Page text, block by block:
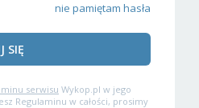
nie pamiętam hasła
SIĘ
serwisu Wykop.pl w jego
Regulaminu w całości, prosimy